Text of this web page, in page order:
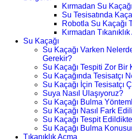
Kırmadan Su
Su Tesisatında
Robotla Su Kaçağı
Kırmadan
Su Kaçağı
Su Kaçağı Varken
Gerekir?
Su Kaçağı Tespiti Zor Bir
Su Kaçağında Tesisatçı
Su Kaçağı İçin Tesisatçı
Suya Nasıl Ulaşıyoruz?
Su Kaçağı Bulma
Su Kaçağı Nasıl Fark
Su Kaçağı Tespit
Su Kaçağı Bulma
Tıkanıklık Açma